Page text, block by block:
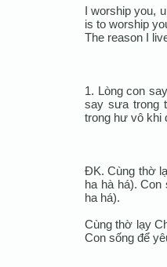
I worship you,
is to worship
The reason I
1. Lòng con
say sưa trong
trong hư vô khi
ĐK. Cùng thờ
ha hà há). Con
ha há).
Cùng thờ lạy
Con sống để